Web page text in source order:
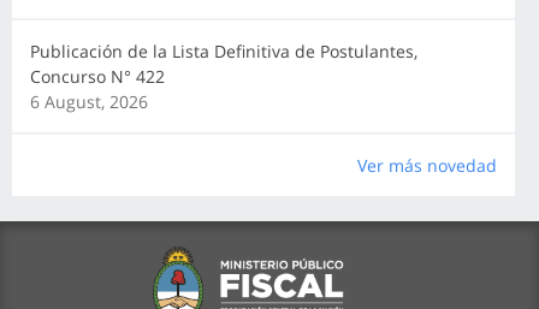
Publicación de la Lista Definitiva de Postulantes,
Concurso N° 422
6 August, 2026
Ver más novedad